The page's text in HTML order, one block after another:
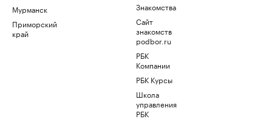
Мурманск
Приморский
край
Знакомства
Сайт
знакомств
podbor.ru
РБК
Компании
РБК Курсы
Школа
управления
РБК